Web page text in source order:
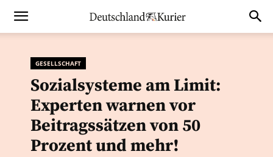
GESELLSCHAFT
Sozialsysteme am Limit:
Experten warnen vor
Beitragssätzen von 50
Prozent und mehr!